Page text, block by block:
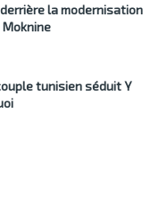
la modernisation
tunisien séduit Y